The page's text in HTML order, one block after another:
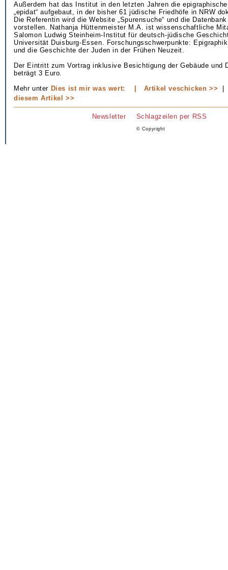
Außerdem hat das Institut in den letzten Jahren die
„epidat“ aufgebaut, in der bisher 61 jüdische Friedhöfe in NRW
Die Referentin wird die Website „Spurensuche“ und die Datenbank
vorstellen. Nathanja Hüttenmeister M.A. ist wissenschaftliche
Salomon Ludwig Steinheim-Institut für deutsch-jüdische
Universität Duisburg-Essen. Forschungsschwerpunkte:
und die Geschichte der Juden in der Frühen Neuzeit.
Der Eintritt zum Vortrag inklusive Besichtigung der Gebäude und
beträgt 3 Euro.
Mehr unter Dies ist mir was wert: Artikel veschicken >>
diesem Artikel >>
Newsletter Schlagzeilen per RSS
© Copyright